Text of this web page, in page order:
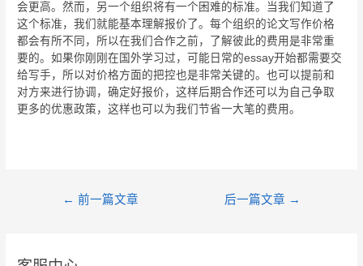
会更高。然而，另一个组织将有一个困难的标准。当我们知道了
这个标准，我们就能基本理解报价了。每个组织的论文写作价格
都会有所不同，所以在我们合作之前，了解彼此的费用是非常重
要的。如果你刚刚在国外学习过，可能日常的essay开始都需要交
给写手，所以对价格方面的把控也是非常关键的。也可以提前和
对方来进行协调，确定好报价，这样后期合作还可以为自己争取
更多的优惠政策，这样也可以为我们节省一大笔的费用。
← 前一篇文章 后一篇文章 →